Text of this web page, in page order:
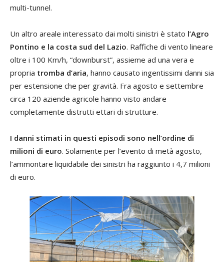
multi-tunnel.
Un altro areale interessato dai molti sinistri è stato l’Agro
Pontino e la costa sud del Lazio. Raffiche di vento lineare
oltre i 100 Km/h, “downburst”, assieme ad una vera e
propria tromba d’aria, hanno causato ingentissimi danni sia
per estensione che per gravità. Fra agosto e settembre
circa 120 aziende agricole hanno visto andare
completamente distrutti ettari di strutture.
I danni stimati in questi episodi sono nell’ordine di
milioni di euro. Solamente per l’evento di metà agosto,
l’ammontare liquidabile dei sinistri ha raggiunto i 4,7 milioni
di euro.